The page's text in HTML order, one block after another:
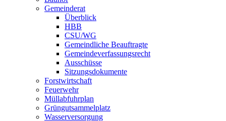
Gemeinderat
Überblick
HBB
CSU/WG
Gemeindliche Beauftragte
Gemeindeverfassungsrecht
Ausschüsse
Sitzungsdokumente
Forstwirtschaft
Feuerwehr
Müllabfuhrplan
Grüngutsammelplatz
Wasserversorgung